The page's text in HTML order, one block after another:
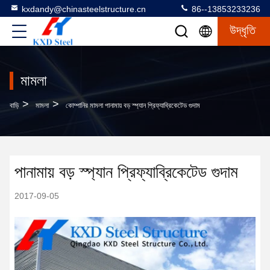
kxdandy@chinasteelstructure.cn 86--13853233236
উদ্ধৃতি
মামলা
বাড়ি > মামলা > কোম্পানির মামলা পানামায় বড় স্প্যান প্রিফ্যাব্রিকেটেড গুদাম
পানামায় বড় স্প্যান প্রিফ্যাব্রিকেটেড গুদাম
2017-09-05